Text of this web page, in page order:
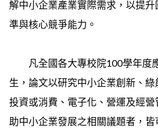
解中小企業產業實際需求，以提
準與核心競爭能力。
凡全國各大專校院100學年度
生，論文以研究中小企業創新、
投資或消費、電子化、營運及經
助中小企業發展之相關議題者，